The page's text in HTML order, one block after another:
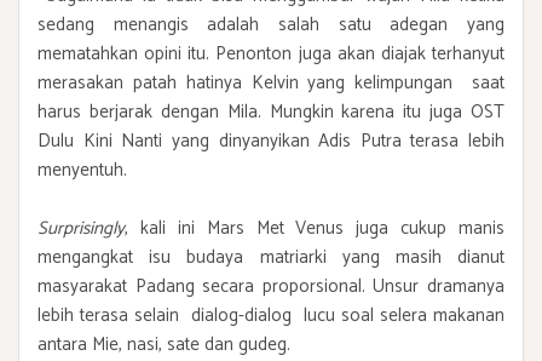
sedang menangis adalah salah satu adegan yang
mematahkan opini itu. Penonton juga akan diajak terhanyut
merasakan patah hatinya Kelvin yang kelimpungan saat
harus berjarak dengan Mila. Mungkin karena itu juga OST
Dulu Kini Nanti yang dinyanyikan Adis Putra terasa lebih
menyentuh.
Surprisingly, kali ini Mars Met Venus juga cukup manis
mengangkat isu budaya matriarki yang masih dianut
masyarakat Padang secara proporsional. Unsur dramanya
lebih terasa selain dialog-dialog lucu soal selera makanan
antara Mie, nasi, sate dan gudeg.